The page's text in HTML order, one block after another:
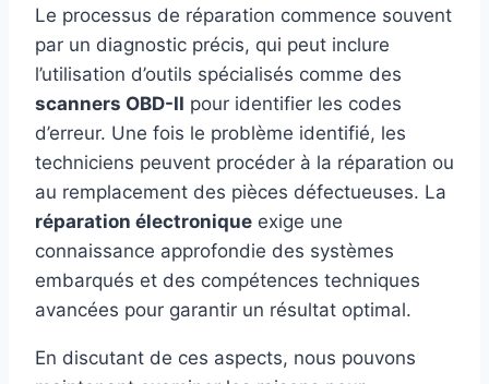
Le processus de réparation commence souvent
par un diagnostic précis, qui peut inclure
l’utilisation d’outils spécialisés comme des
scanners OBD-II pour identifier les codes
d’erreur. Une fois le problème identifié, les
techniciens peuvent procéder à la réparation ou
au remplacement des pièces défectueuses. La
réparation électronique exige une
connaissance approfondie des systèmes
embarqués et des compétences techniques
avancées pour garantir un résultat optimal.
En discutant de ces aspects, nous pouvons